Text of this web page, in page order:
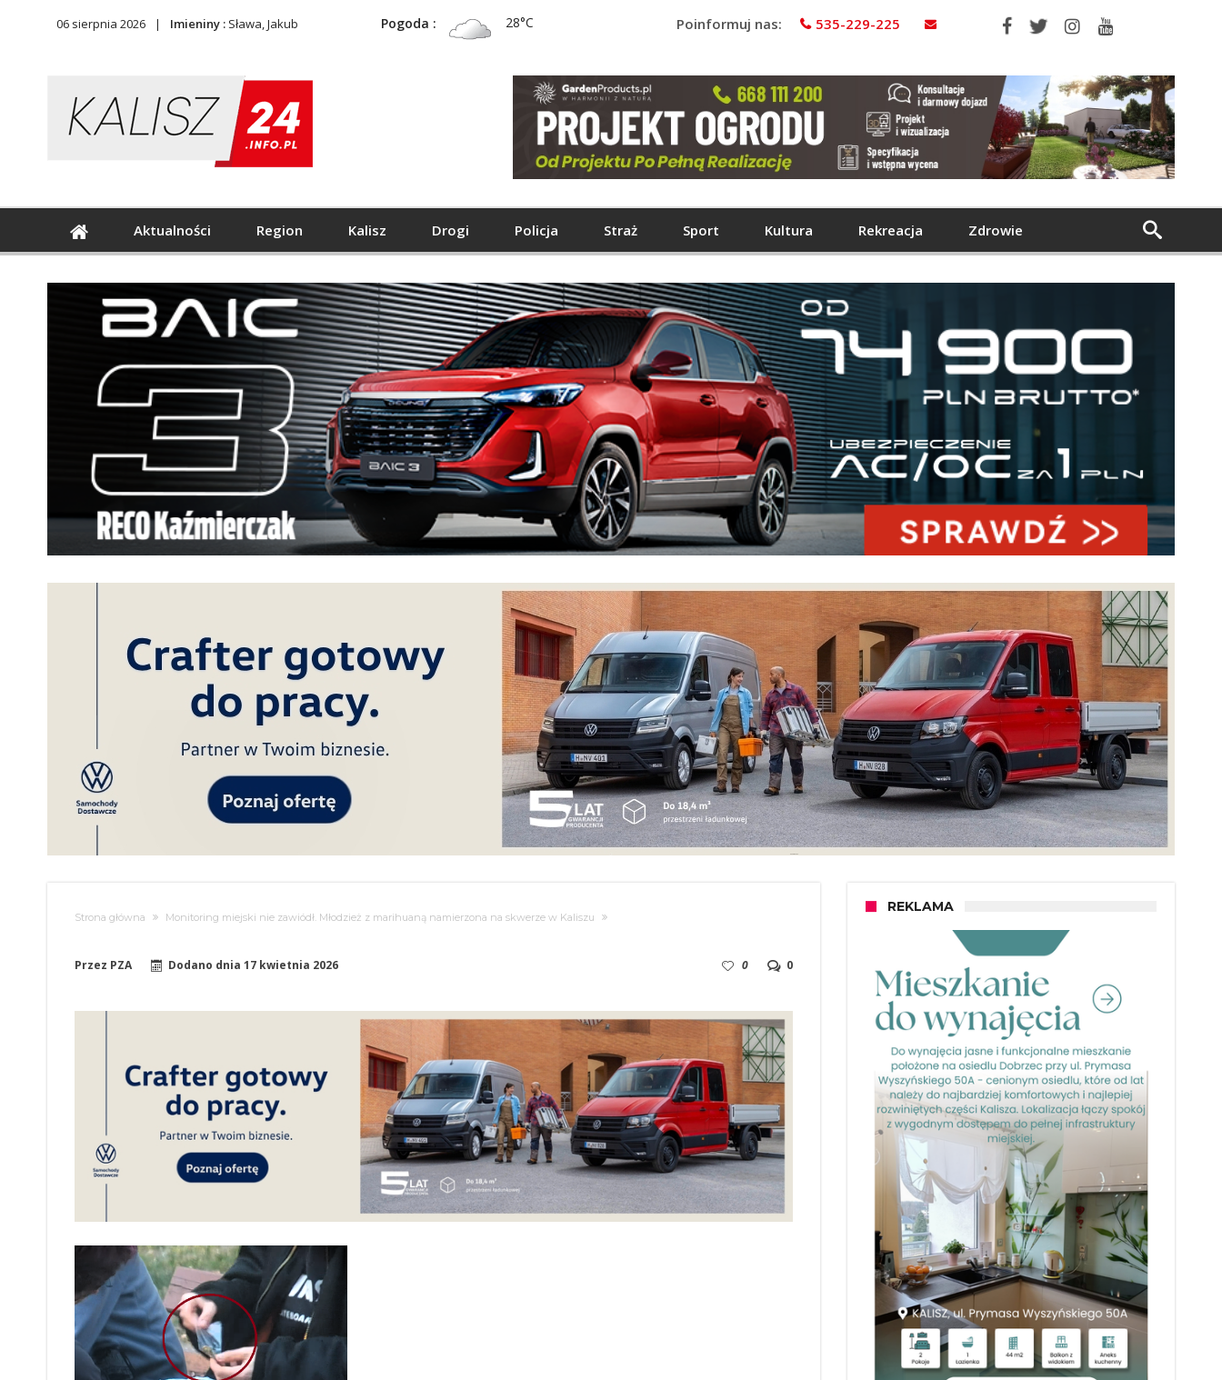
06 sierpnia 2026 Imieniny : Sława, Jakub Pogoda : 28°C Poinformuj nas: 535-229-225
Aktualności Region Kalisz Drogi Policja Straż Sport Kultura Rekreacja Zdrowie
Strona główna Monitoring miejski nie zawiódł. Młodzież z marihuaną namierzona na skwerze w Kaliszu
Przez PZA Dodano dnia 17 kwietnia 2026 0
0
REKLAMA